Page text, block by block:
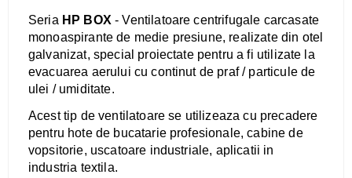
Seria HP BOX- Ventilatoare centrifugale carcasate
monoaspirante de medie presiune, realizate din otel
galvanizat, special proiectate pentru a fi utilizate la
evacuarea aerului cu continut de praf / particule de
ulei / umiditate.
Acest tip de ventilatoare se utilizeaza cu precadere
pentru hote de bucatarie profesionale, cabine de
vopsitorie, uscatoare industriale, aplicatii in
industria textila.